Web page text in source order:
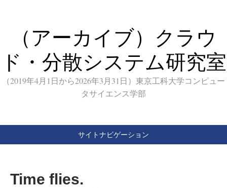
（アーカイブ）クラウ
ド・分散システム研究室
（2019年4月1日から2026年3月31日）東京工科大学コンピュー
タサイエンス学部
サイトナビゲーション
Time flies.